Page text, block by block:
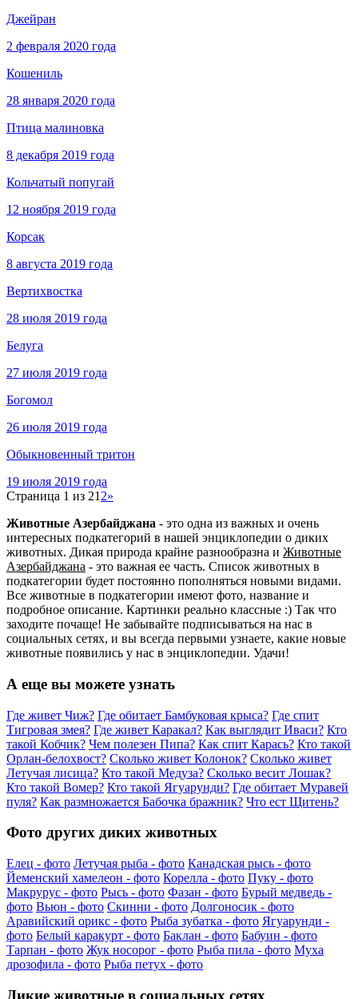
Джейран
2 февраля 2020 года
Кошениль
28 января 2020 года
Птица малиновка
8 декабря 2019 года
Кольчатый попугай
12 ноября 2019 года
Корсак
8 августа 2019 года
Вертихвостка
28 июля 2019 года
Белуга
27 июля 2019 года
Богомол
26 июля 2019 года
Обыкновенный тритон
19 июля 2019 года
Страница 1 из 21 2»
Животные Азербайджана - это одна из важных и очень
интересных подкатегорий в нашей энциклопедии о диких
животных. Дикая природа крайне разнообразна и Животные
Азербайджана - это важная ее часть. Список животных в
подкатегории будет постоянно пополняться новыми видами.
Все животные в подкатегории имеют фото, название и
подробное описание. Картинки реально классные :) Так что
заходите почаще! Не забывайте подписываться на нас в
социальных сетях, и вы всегда первыми узнаете, какие новые
животные появились у нас в энциклопедии. Удачи!
А еще вы можете узнать
Где живет Чиж? Где обитает Бамбуковая крыса? Где спит
Тигровая змея? Где живет Каракал? Как выглядит Иваси? Кто
такой Кобчик? Чем полезен Пипа? Как спит Карась? Кто такой
Орлан-белохвост? Сколько живет Колонок? Сколько живет
Летучая лисица? Кто такой Медуза? Сколько весит Лошак?
Кто такой Вомер? Кто такой Ягуарунди? Где обитает Муравей
пуля? Как размножается Бабочка бражник? Что ест Щитень?
Фото других диких животных
Елец - фото Летучая рыба - фото Канадская рысь - фото
Йеменский хамелеон - фото Корелла - фото Пуку - фото
Макрурус - фото Рысь - фото Фазан - фото Бурый медведь -
фото Вьюн - фото Скинни - фото Долгоносик - фото
Аравийский орикс - фото Рыба зубатка - фото Ягуарунди -
фото Белый каракурт - фото Баклан - фото Бабуин - фото
Тарпан - фото Жук носорог - фото Рыба пила - фото Муха
дрозофила - фото Рыба петух - фото
Дикие животные в социальных сетях